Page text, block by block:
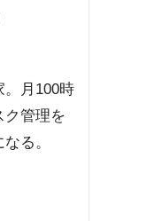
。月100時
ク管理を
る。